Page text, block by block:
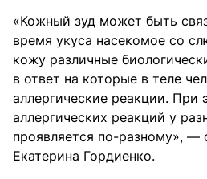
«Кожный зуд может быть
время укуса насекомое со
кожу различные
в ответ на которые в теле
аллергические реакции. При
аллергических реакций у
проявляется по-разному», —
Екатерина Гордиенко.